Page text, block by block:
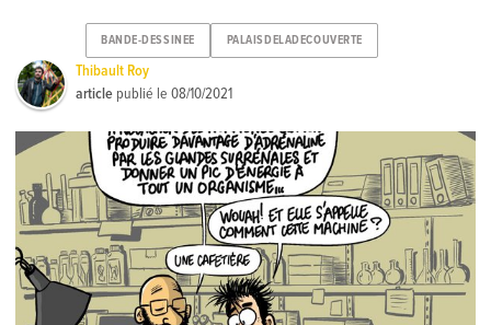
BANDE-DESSINEE PALAISDELADECOUVERTE
Thibault Roy
article publié le08/10/2021